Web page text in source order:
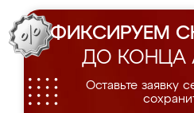
ФИКСИРУЕМ
ДО КОНЦА
Оставьте заявку